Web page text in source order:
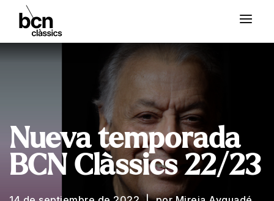
Nueva temporada
BCN Clàssics 22/23